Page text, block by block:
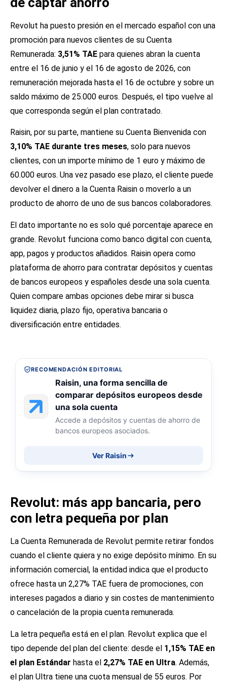
Revolut ha puesto presión en el mercado español con una
promoción para nuevos clientes de su Cuenta
Remunerada: 3,51% TAE para quienes abran la cuenta
entre el 16 de junio y el 16 de agosto de 2026, con
remuneración mejorada hasta el 16 de octubre y sobre un
saldo máximo de 25.000 euros. Después, el tipo vuelve al
que corresponda según el plan contratado.
Raisin, por su parte, mantiene su Cuenta Bienvenida con
3,10% TAE durante tres meses, solo para nuevos
clientes, con un importe mínimo de 1 euro y máximo de
60.000 euros. Una vez pasado ese plazo, el cliente puede
devolver el dinero a la Cuenta Raisin o moverlo a un
producto de ahorro de uno de sus bancos colaboradores.
El dato importante no es solo qué porcentaje aparece en
grande. Revolut funciona como banco digital con cuenta,
app, pagos y productos añadidos. Raisin opera como
plataforma de ahorro para contratar depósitos y cuentas
de bancos europeos y españoles desde una sola cuenta.
Quien compare ambas opciones debe mirar si busca
liquidez diaria, plazo fijo, operativa bancaria o
diversificación entre entidades.
RECOMENDACIÓN EDITORIAL
Raisin, una forma sencilla de
comparar depósitos europeos desde
una sola cuenta
Accede a depósitos y cuentas de ahorro de
bancos europeos asociados.
Ver Raisin
Revolut: más app bancaria, pero
con letra pequeña por plan
La Cuenta Remunerada de Revolut permite retirar fondos
cuando el cliente quiera y no exige depósito mínimo. En su
información comercial, la entidad indica que el producto
ofrece hasta un 2,27% TAE fuera de promociones, con
intereses pagados a diario y sin costes de mantenimiento
o cancelación de la propia cuenta remunerada.
La letra pequeña está en el plan. Revolut explica que el
tipo depende del plan del cliente: desde el 1,15% TAE en
el plan Estándar hasta el 2,27% TAE en Ultra. Además,
el plan Ultra tiene una cuota mensual de 55 euros. Por